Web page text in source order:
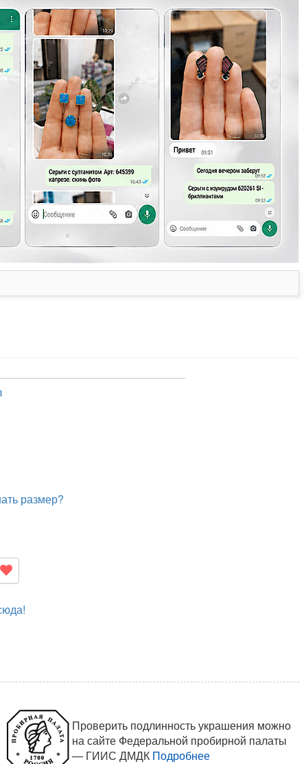
размер?
Проверить подлинность украшения можно
на сайте Федеральной пробирной палаты
— ГИИС ДМДК Подробнее